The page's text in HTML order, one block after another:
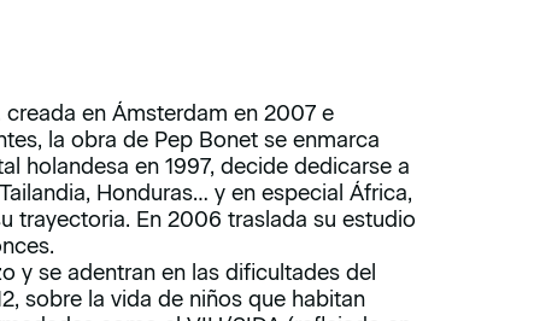
en Ámsterdam en 2007 e
la obra de Pep Bonet se enmarca
holandesa en 1997, decide dedicarse a
Honduras… y en especial África,
trayectoria. En 2006 traslada su estudio
y se adentran en las dificultades del
sobre la vida de niños que habitan